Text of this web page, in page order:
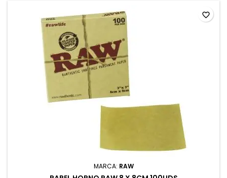
MARCA: RAW
favorite_border